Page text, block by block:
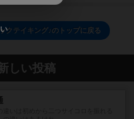
クテイキング♪のトップに戻る
しい投稿